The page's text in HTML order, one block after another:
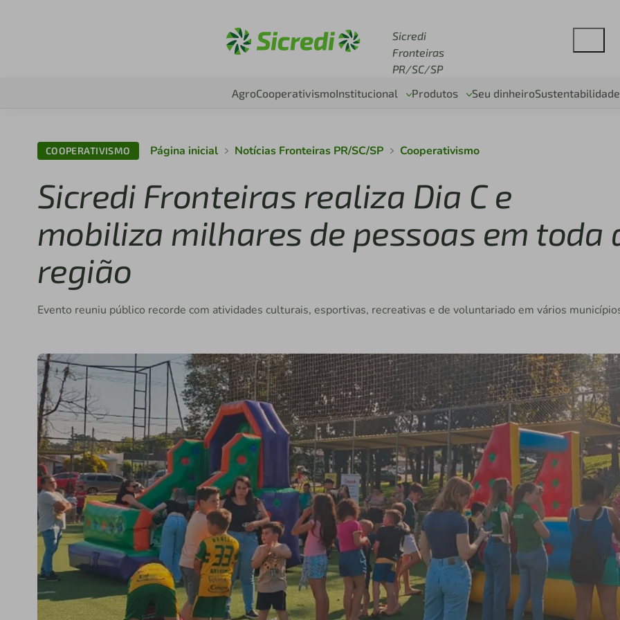
Sicredi
Fronteiras
PR/SC/SP
AgroCooperativismoInstitucional Produtos Seu dinheiroSustentabilidade
COOPERATIVISMO Página inicial Notícias Fronteiras PR/SC/SP Cooperativismo
Sicredi Fronteiras realiza Dia C e
mobiliza milhares de pessoas em toda
região
Evento reuniu público recorde com atividades culturais, esportivas, recreativas e de voluntariado em vários